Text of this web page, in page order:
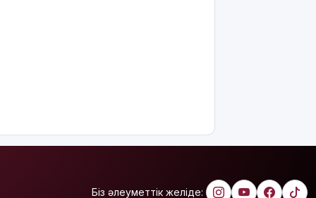
айтты
Біз әлеуметтік желіде: